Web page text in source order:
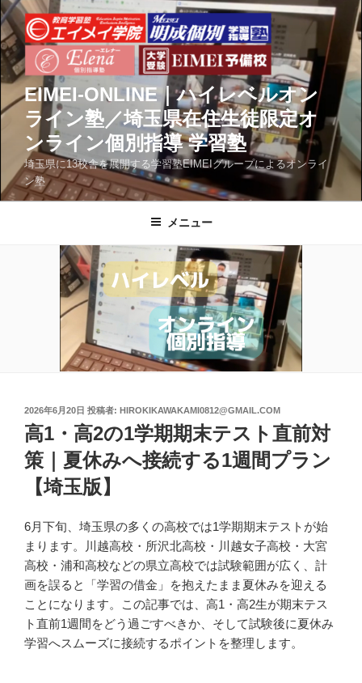
コ
ン
テ
ン
ツ
へ
プ
EIMEI-ONLINE｜ハイレベルオン
ライン塾／埼玉県在住生徒限定オ
ンライン個別指導 学習塾
埼玉県に13校舎を展開する学習塾EIMEIグループによるオンライ
ン塾
メニュー
投
稿
日:
2026年6月20日 投稿者: HIROKIKAWAKAMI0812@GMAIL.COM
高1・高2の1学期期末テスト直前対
策｜夏休みへ接続する1週間プラン
【埼玉版】
6月下旬、埼玉県の多くの高校では1学期期末テストが始
まります。川越高校・所沢北高校・川越女子高校・大宮
高校・浦和高校などの県立高校では試験範囲が広く、計
画を誤ると「学習の借金」を抱えたまま夏休みを迎える
ことになります。この記事では、高1・高2生が期末テス
ト直前1週間をどう過ごすべきか、そして試験後に夏休み
学習へスムーズに接続するポイントを整理します。